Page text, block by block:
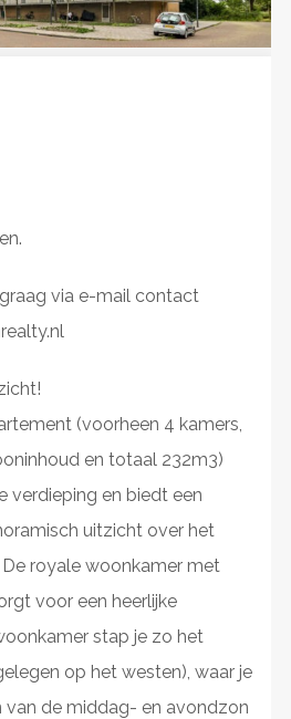
via e-mail contact
(voorheen 4 kamers,
en totaal 232m3)
verdieping en biedt een
uitzicht over het
royale woonkamer met
voor een heerlijke
stap je zo het
op het westen), waar je
van de middag- en avondzon